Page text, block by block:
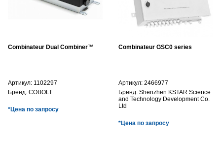
Combinateur Dual Combiner™
Артикул: 1102297
Бренд: COBOLT
*Цена по запросу
Combinateur GSC0 series
Артикул: 2466977
Бренд: Shenzhen KSTAR Science
and Technology Development Co.
Ltd
*Цена по запросу